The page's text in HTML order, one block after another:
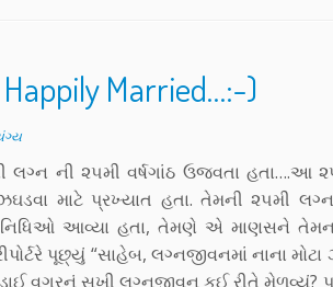
Married…:-)
ની ૨૫મી વર્ષગાંઠ ઉજવતા હતા….આ
માટે પ્રખ્યાત હતા. તેમની ૨૫મી
આવ્યા હતા, તેમણે એ માણસને
પૂછ્યું “સાહેબ, લગ્નજીવનમાં નાના મોટા
વગરનું સુખી લગ્નજીવન કઈ રીતે મેળવ્યું?